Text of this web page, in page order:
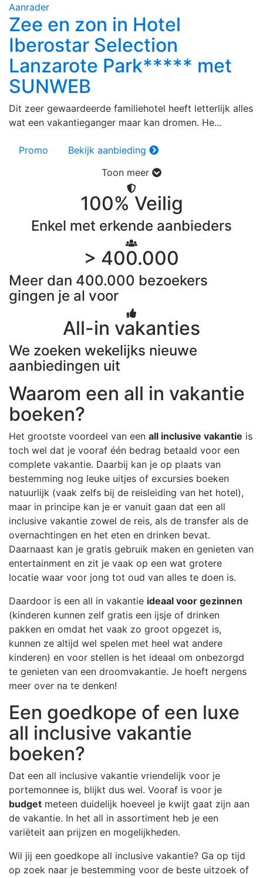
Aanrader
Zee en zon in Hotel
Iberostar Selection
Lanzarote Park***** met
SUNWEB
Dit zeer gewaardeerde familiehotel heeft letterlijk alles
wat een vakantieganger maar kan dromen. He...
Promo
Bekijk aanbieding
Toon meer
100% Veilig
Enkel met erkende aanbieders
> 400.000
Meer dan 400.000 bezoekers
gingen je al voor
All-in vakanties
We zoeken wekelijks nieuwe
aanbiedingen uit
Waarom een all in vakantie
boeken?
Het grootste voordeel van een all inclusive vakantie is
toch wel dat je vooraf één bedrag betaald voor een
complete vakantie. Daarbij kan je op plaats van
bestemming nog leuke uitjes of excursies boeken
natuurlijk (vaak zelfs bij de reisleiding van het hotel),
maar in principe kan je er vanuit gaan dat een all
inclusive vakantie zowel de reis, als de transfer als de
overnachtingen en het eten en drinken bevat.
Daarnaast kan je gratis gebruik maken en genieten van
entertainment en zit je vaak op een wat grotere
locatie waar voor jong tot oud van alles te doen is.
Daardoor is een all in vakantie ideaal voor gezinnen
(kinderen kunnen zelf gratis een ijsje of drinken
pakken en omdat het vaak zo groot opgezet is,
kunnen ze altijd wel spelen met heel wat andere
kinderen) en voor stellen is het ideaal om onbezorgd
te genieten van een droomvakantie. Je hoeft nergens
meer over na te denken!
Een goedkope of een luxe
all inclusive vakantie
boeken?
Dat een all inclusive vakantie vriendelijk voor je
portemonnee is, blijkt dus wel. Vooraf is voor je
budget meteen duidelijk hoeveel je kwijt gaat zijn aan
de vakantie. In het all in assortiment heb je een
variëteit aan prijzen en mogelijkheden.
Wil jij een goedkope all inclusive vakantie? Ga op tijd
op zoek naar je bestemming voor de beste uitzoek of